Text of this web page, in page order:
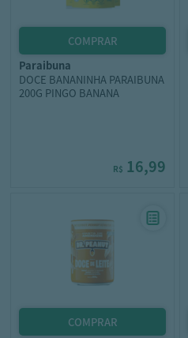
paraibuna
DOCE BANANINHA PARAIBUNA
200G PINGO BANANA
R$ 16,99